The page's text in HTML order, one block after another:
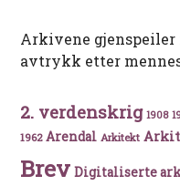
Arkivene
avtrykk etter
2. verdenskrig 1908
1962 Arendal Arkitekt
Brev Digitaliserte